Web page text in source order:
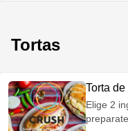
Tortas
Torta
Elige 2